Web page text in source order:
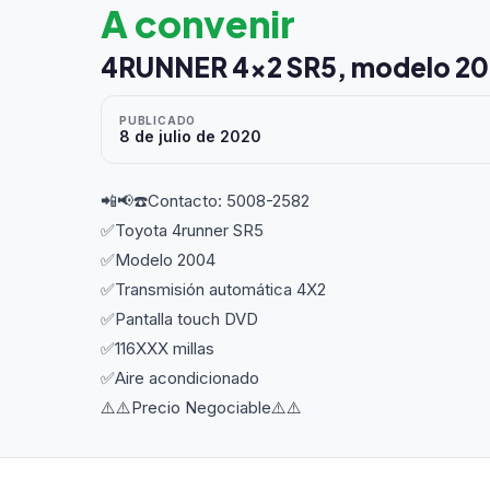
A convenir
4RUNNER 4x2 SR5, modelo
PUBLICADO
8 de julio de 2020
📲📢☎️Contacto: 5008-2582
✅Toyota 4runner SR5
✅Modelo 2004
✅Transmisión automática 4X2
✅Pantalla touch DVD
✅116XXX millas
✅Aire acondicionado
⚠️⚠️Precio Negociable⚠️⚠️